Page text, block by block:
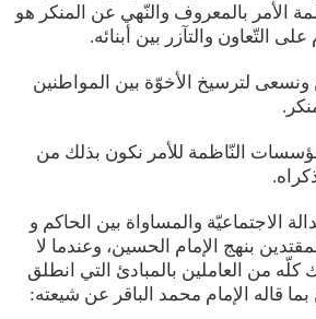
الأمر بالمعروف والنّهي عن المنكر هو
التّعاون والتآزر بين أبنائه.
لترسيخ الأخوّة بين المواطنين
النّاظمة للأمر نكون بذلك من
الاجتماعيّة والمساواة بين الحاكم و
بنهج الإمام الحسين، وعندما لا
كلّه من العاملين بالمبادئ التي انطلق
قاله الإمام محمد الباقر عن شيعته: